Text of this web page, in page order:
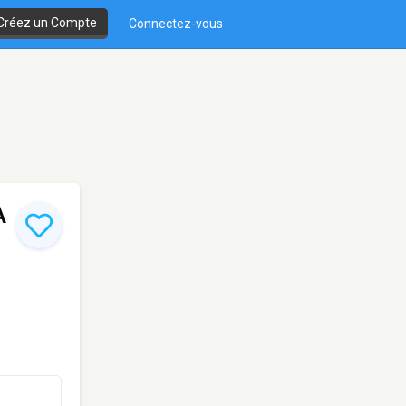
un Compte Connectez-vous